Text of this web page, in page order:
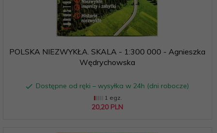
POLSKA NIEZWYKŁA. SKALA - 1:300 000 - Agnieszka
Wędrychowska
Dostępne od ręki – wysyłka w 24h (dni robocze)
1 egz.
20,20 PLN